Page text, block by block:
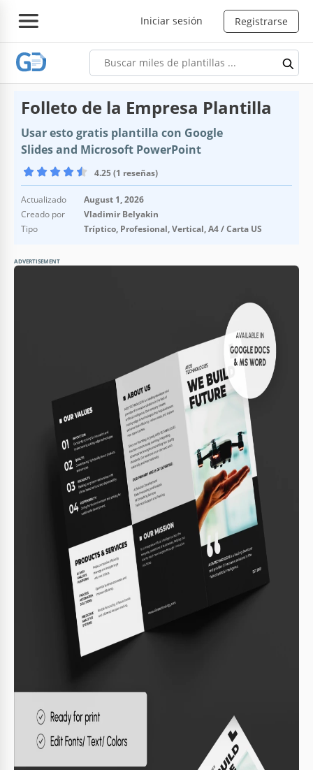
Iniciar sesión Registrarse
Folleto de la Empresa Plantilla
Usar esto gratis plantilla con Google
Slides and Microsoft PowerPoint
4.25 (1 reseñas)
Actualizado
August 1, 2026
Creado por
Vladimir Belyakin
Tipo
Tríptico, Profesional, Vertical, A4 / Carta US
ADVERTISEMENT